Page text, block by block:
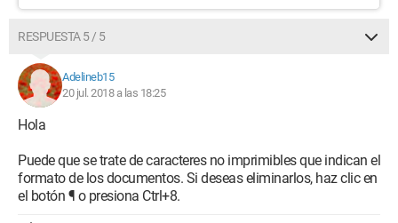
RESPUESTA 5 / 5
Adelineb15
20 jul. 2018 a las 18:25
Hola
Puede que se trate de caracteres no imprimibles que indican el
formato de los documentos. Si deseas eliminarlos, haz clic en
el botón ¶ o presiona Ctrl+8.